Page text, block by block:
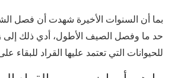
بما أن السنوات الأخيرة شهدت أن فصل
حد ما وفصل الصيف الأطول، أدي ذلك إلى
للحيوانات التي تعتمد عليها القراد للبقاء